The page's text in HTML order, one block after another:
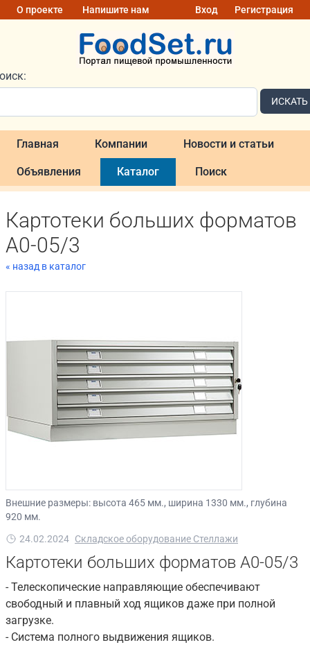
О проекте Напишите нам Вход Регистрация
ИСКАТЬ
Главная Компании Новости и статьи
Объявления Каталог Поиск
Картотеки больших форматов
A0-05/3
« назад в каталог
Внешние размеры: высота 465 мм., ширина 1330 мм., глубина
920 мм.
24.02.2024 Складское оборудование Стеллажи
Картотеки больших форматов A0-05/3
- Телескопические направляющие обеспечивают
свободный и плавный ход ящиков даже при полной
загрузке.
- Система полного выдвижения ящиков.